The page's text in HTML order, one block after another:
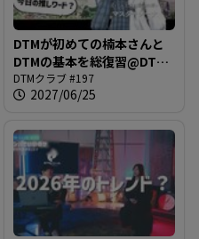
DTMが初めての楠本さんと
DTMの基本を総復習@DTM
クラブ #197
DTMクラブ #197
2027/06/25